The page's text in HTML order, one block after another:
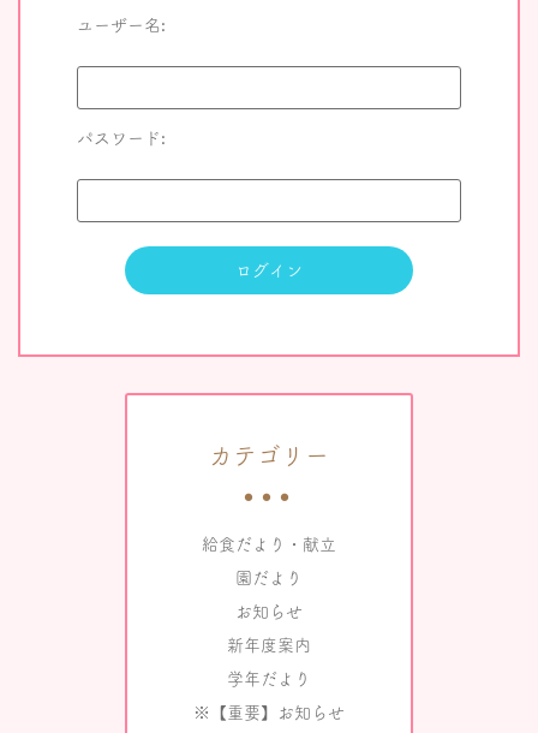
ユーザー名:
パスワード:
カテゴリー
給食だより・献立
園だより
お知らせ
新年度案内
学年だより
※【重要】お知らせ